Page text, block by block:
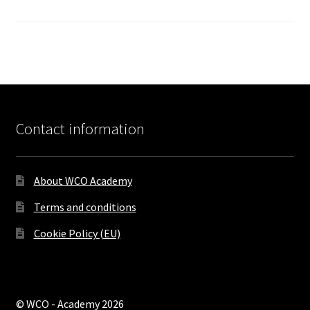
Contact information
About WCO Academy
Terms and conditions
Cookie Policy (EU)
© WCO - Academy 2026